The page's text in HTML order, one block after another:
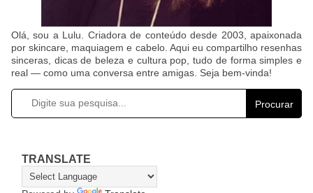
Olá, sou a Lulu. Criadora de conteúdo desde 2003, apaixonada
por skincare, maquiagem e cabelo. Aqui eu compartilho resenhas
sinceras, dicas de beleza e cultura pop, tudo de forma simples e
real — como uma conversa entre amigas. Seja bem-vinda!
Procurar
TRANSLATE